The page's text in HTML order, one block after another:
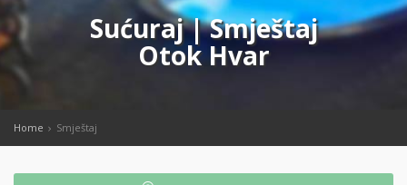
Sućuraj | Smještaj
Otok Hvar
Home Smještaj